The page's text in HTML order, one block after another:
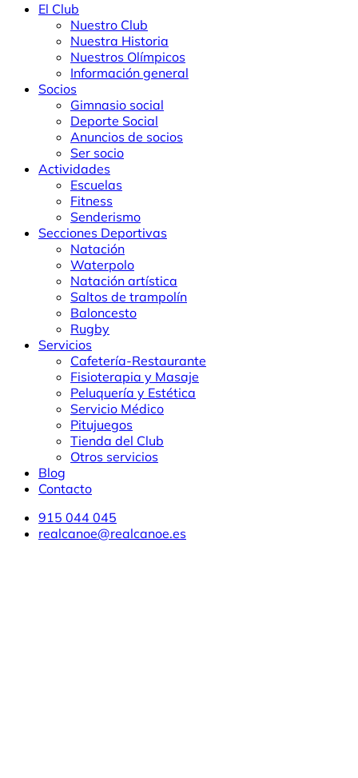
El Club
Nuestro Club
Nuestra Historia
Nuestros Olímpicos
Información general
Socios
Gimnasio social
Deporte Social
Anuncios de socios
Ser socio
Actividades
Escuelas
Fitness
Senderismo
Secciones Deportivas
Natación
Waterpolo
Natación artística
Saltos de trampolín
Baloncesto
Rugby
Servicios
Cafetería-Restaurante
Fisioterapia y Masaje
Peluquería y Estética
Servicio Médico
Pitujuegos
Tienda del Club
Otros servicios
Blog
Contacto
915 044 045
realcanoe@realcanoe.es